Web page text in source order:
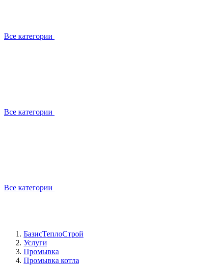
Все категории
Все категории
Все категории
БазисТеплоСтрой
Услуги
Промывка
Промывка котла